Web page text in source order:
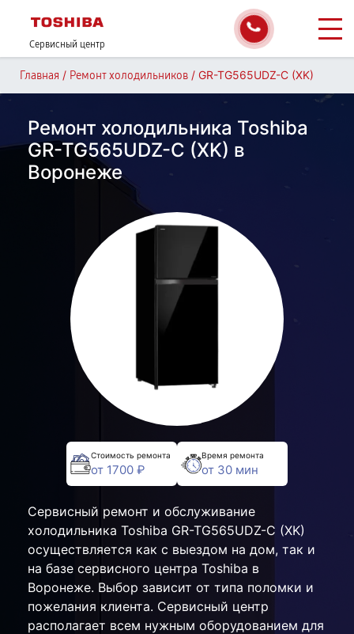
Сервисный центр
Главная / Ремонт холодильников / GR-TG565UDZ-C (XK)
Ремонт холодильника Toshiba
GR-TG565UDZ-C (XK) в
Воронеже
Стоимость ремонта
от 1700 ₽
Время ремонта
от 30 мин
Сервисный ремонт и обслуживание
холодильника Toshiba GR-TG565UDZ-C (XK)
осуществляется как с выездом на дом, так и
на базе сервисного центра Toshiba в
Воронеже. Выбор зависит от типа поломки и
пожелания клиента. Сервисный центр
располагает всем нужным оборудованием для